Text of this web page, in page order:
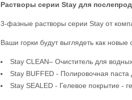
Растворы серии Stay для
3-фазные растворы серии Stay от
Ваши горки будут выглядеть как
Stay CLEAN– Очиститель для
Stay BUFFED - Полировочная паста
Stay SEALED - Гелевое покрытие -